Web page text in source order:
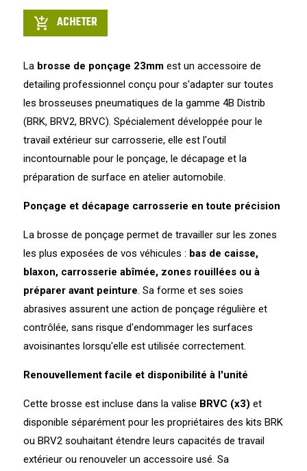
add_shopping_cart ACHETER
La brosse de ponçage 23mmest un accessoire de
detailing professionnel conçu pour s'adapter sur toutes
les brosseuses pneumatiques de la gamme 4B Distrib
(BRK, BRV2, BRVC). Spécialement développée pour le
travail extérieur sur carrosserie, elle est l'outil
incontournable pour le ponçage, le décapage et la
préparation de surface en atelier automobile.
Ponçage et décapage carrosserie en toute précision
La brosse de ponçage permet de travailler sur les zones
les plus exposées de vos véhicules : bas de caisse,
blaxon, carrosserie abîmée, zones rouillées ou à
préparer avant peinture. Sa forme et ses soies
abrasives assurent une action de ponçage régulière et
contrôlée, sans risque d'endommager les surfaces
avoisinantes lorsqu'elle est utilisée correctement.
Renouvellement facile et disponibilité à l'unité
Cette brosse est incluse dans la valise BRVC (x3) et
disponible séparément pour les propriétaires des kits BRK
ou BRV2 souhaitant étendre leurs capacités de travail
extérieur ou renouveler un accessoire usé. Sa